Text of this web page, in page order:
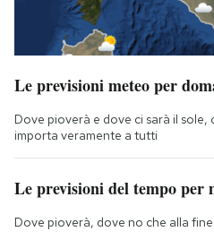
Le previsioni meteo per
Dove pioverà e dove ci sarà il sole,
importa veramente a tutti
Le previsioni del tempo per
Dove pioverà, dove no che alla